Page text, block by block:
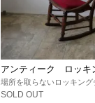
アンティーク ロッキ
場所を取らないロッキング
SOLD OUT